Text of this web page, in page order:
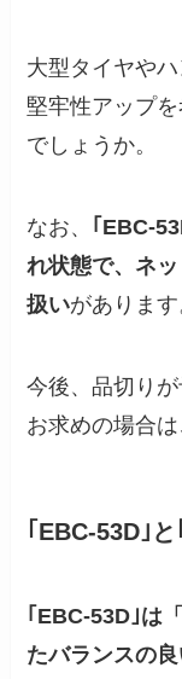
大型タイヤや
堅牢性アップ
でしょうか。
なお、 ｢EBC-
れ状態で、ネ
扱いがあります
今後、品切り
お求めの場合は
｢EBC-53D｣
｢EBC-53D｣は
たバランスの